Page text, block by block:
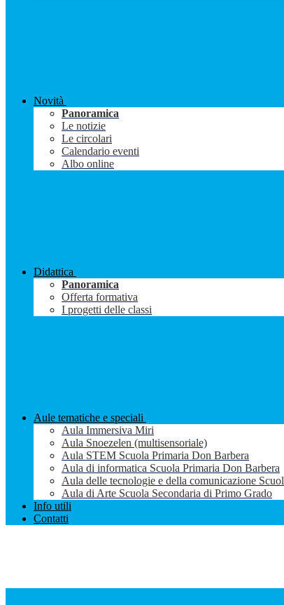
Novità
Panoramica
Le notizie
Le circolari
Calendario eventi
Albo online
Didattica
Panoramica
Offerta formativa
I progetti delle classi
Aule tematiche e speciali
Aula Immersiva Miri
Aula Snoezelen (multisensoriale)
Aula STEM Scuola Primaria Don Barbera
Aula di informatica Scuola Primaria Don Barbera
Aula delle tecnologie e della comunicazione
Aula di Arte Scuola Secondaria di Primo Grado
Info utili
Contatti